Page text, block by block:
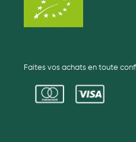
Faites vos achats en toute